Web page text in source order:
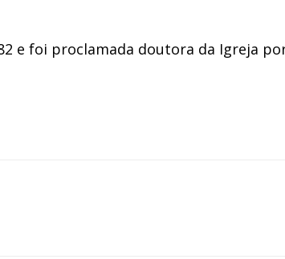
e foi proclamada doutora da Igreja